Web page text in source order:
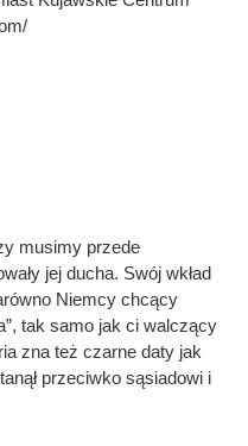
musimy przede
jej ducha. Swój wkład
Niemcy chcący
tak samo jak ci walczący
zna też czarne daty jak
przeciwko sąsiadowi i